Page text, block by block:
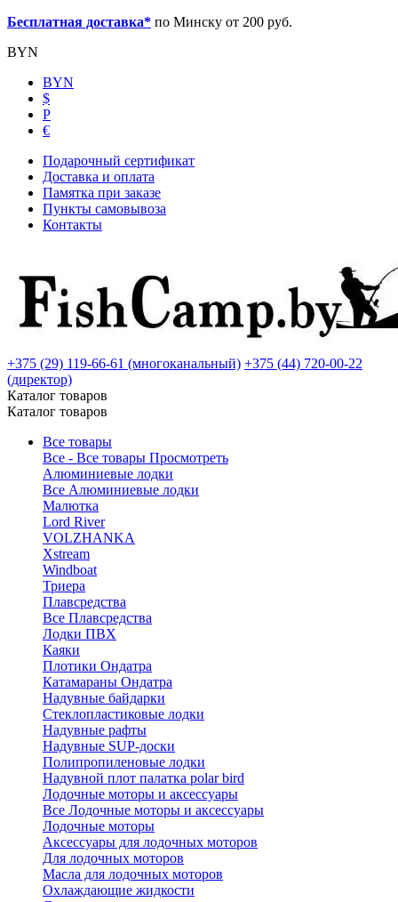
Бесплатная доставка* по Минску от 200 руб.
BYN
BYN
$
Р
€
Подарочный сертификат
Доставка и оплата
Памятка при заказе
Пункты самовывоза
Контакты
+375 (29) 119-66-61 (многоканальный) +375 (44) 720-00-22
(директор)
Каталог товаров
Каталог товаров
Все товары
Все - Все товары Просмотреть
Алюминиевые лодки
Все Алюминиевые лодки
Малютка
Lord River
VOLZHANKA
Xstream
Windboat
Триера
Плавсредства
Все Плавсредства
Лодки ПВХ
Каяки
Плотики Ондатра
Катамараны Ондатра
Надувные байдарки
Стеклопластиковые лодки
Надувные рафты
Надувные SUP-доски
Полипропиленовые лодки
Надувной плот палатка polar bird
Лодочные моторы и аксессуары
Все Лодочные моторы и аксессуары
Лодочные моторы
Аксессуары для лодочных моторов
Для лодочных моторов
Масла для лодочных моторов
Охлаждающие жидкости